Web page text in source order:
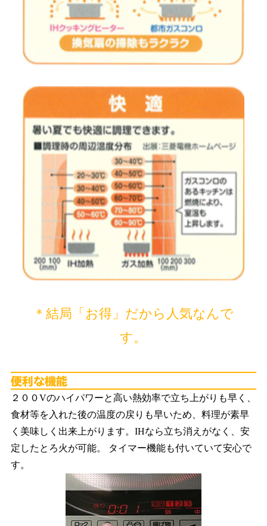
＊結局「お得」だから人気なんで
す。
２００Vのハイパワーと高い熱効率で立ち上がりも早く、
食材等を入れた後の温度の戻りも早いため、料理が素早
く美味しく出来上がります。IHなら立ち消えがなく、安
定したとろ火が可能。 タイマー機能も付いていて安心で
す。